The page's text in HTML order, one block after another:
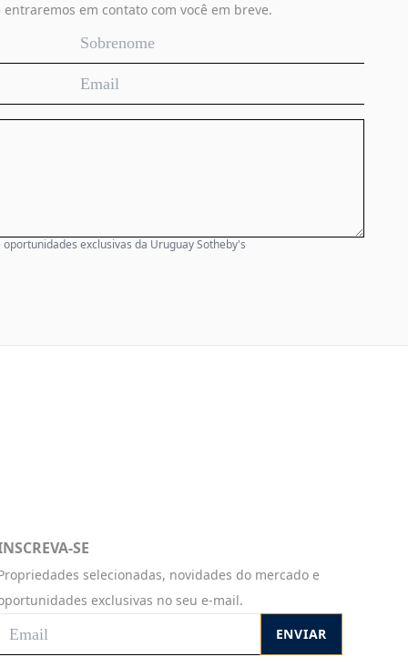
em contato com você em breve.
exclusivas da Uruguay Sotheby's
SE
selecionadas, novidades do mercado e
exclusivas no seu e-mail.
ENVIAR